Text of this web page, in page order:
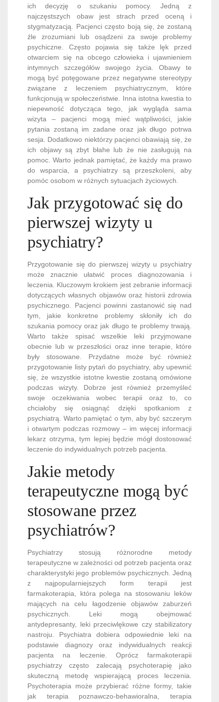
ich decyzję o szukaniu pomocy. Jedną z
najczęstszych obaw jest strach przed oceną i
stygmatyzacją. Pacjenci często boją się, że zostaną
źle zrozumiani lub osądzeni za swoje problemy
psychiczne. Często pojawia się także lęk przed
otwarciem się na obcego człowieka i ujawnieniem
intymnych szczegółów swojego życia. Obawy te
mogą być potęgowane przez negatywne stereotypy
związane z leczeniem psychiatrycznym, które
funkcjonują w społeczeństwie. Inna istotna kwestia to
niepewność dotycząca tego, jak wygląda sama
wizyta – pacjenci mogą mieć wątpliwości, jakie
pytania zostaną im zadane oraz jak długo potrwa
sesja. Dodatkowo niektórzy pacjenci obawiają się, że
ich objawy są zbyt błahe lub że nie zasługują na
pomoc. Warto jednak pamiętać, że każdy ma prawo
do wsparcia, a psychiatrzy są przeszkoleni, aby
pomóc osobom w różnych sytuacjach życiowych.
Jak przygotować się do
pierwszej wizyty u
psychiatry?
Przygotowanie się do pierwszej wizyty u psychiatry
może znacznie ułatwić proces diagnozowania i
leczenia. Kluczowym krokiem jest zebranie informacji
dotyczących własnych objawów oraz historii zdrowia
psychicznego. Pacjenci powinni zastanowić się nad
tym, jakie konkretne problemy skłoniły ich do
szukania pomocy oraz jak długo te problemy trwają.
Warto także spisać wszelkie leki przyjmowane
obecnie lub w przeszłości oraz inne terapie, które
były stosowane. Przydatne może być również
przygotowanie listy pytań do psychiatry, aby upewnić
się, że wszystkie istotne kwestie zostaną omówione
podczas wizyty. Dobrze jest również przemyśleć
swoje oczekiwania wobec terapii oraz to, co
chciałoby się osiągnąć dzięki spotkaniom z
psychiatrą. Warto pamiętać o tym, aby być szczerym
i otwartym podczas rozmowy – im więcej informacji
lekarz otrzyma, tym lepiej będzie mógł dostosować
leczenie do indywidualnych potrzeb pacjenta.
Jakie metody
terapeutyczne mogą być
stosowane przez
psychiatrów?
Psychiatrzy stosują różnorodne metody
terapeutyczne w zależności od potrzeb pacjenta oraz
charakterystyki jego problemów psychicznych. Jedną
z najpopularniejszych form terapii jest
farmakoterapia, która polega na stosowaniu leków
mających na celu łagodzenie objawów zaburzeń
psychicznych. Leki mogą obejmować
antydepresanty, leki przeciwlękowe czy stabilizatory
nastroju. Psychiatra dobiera odpowiednie leki na
podstawie diagnozy oraz indywidualnych reakcji
pacjenta na leczenie. Oprócz farmakoterapii
psychiatrzy często zalecają psychoterapię jako
skuteczną metodę wspierającą proces leczenia.
Psychoterapia może przybierać różne formy, takie
jak terapia poznawczo-behawioralna, terapia